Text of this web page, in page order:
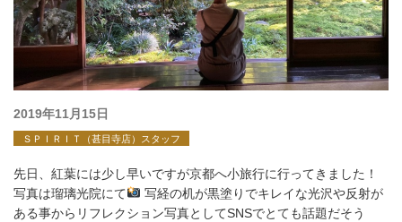
投
稿
2019年11月15日
ＳＰＩＲＩＴ（甚目寺店）スタッフ
先日、紅葉には少し早いですが京都へ小旅行に行ってきました！
写真は瑠璃光院にて
写経の机が黒塗りでキレイな光沢や反射が
ある事からリフレクション写真としてSNSでとても話題だそう